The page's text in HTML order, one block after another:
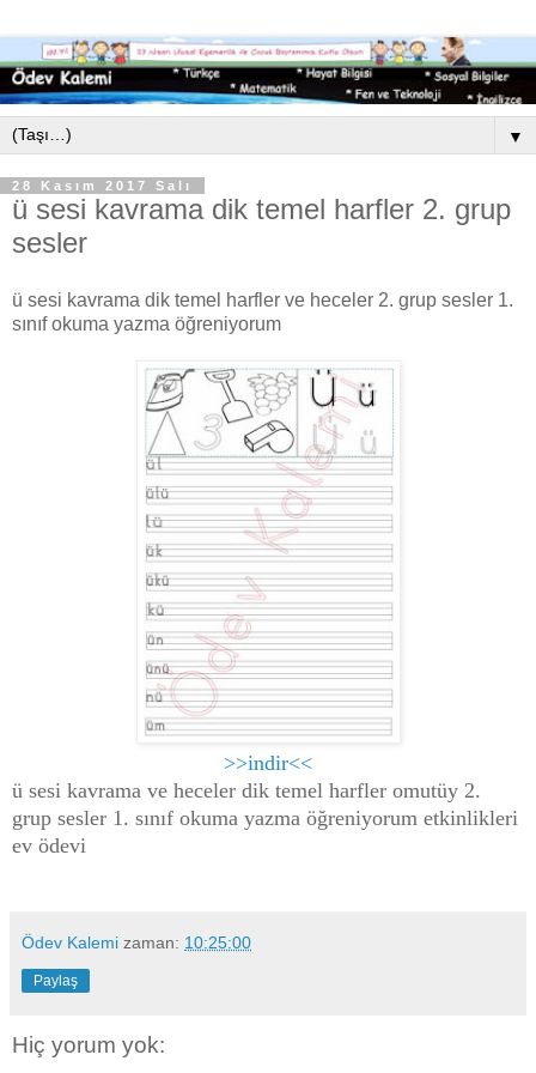
▼
28 Kasım 2017 Salı
ü sesi kavrama dik temel harfler 2. grup
sesler
ü sesi kavrama dik temel harfler ve heceler 2. grup sesler 1.
sınıf okuma yazma öğreniyorum
>>indir<<
ü sesi kavrama ve heceler dik temel harfler omutüy 2.
grup sesler 1. sınıf okuma yazma öğreniyorum etkinlikleri
ev ödevi
Ödev Kalemi zaman: 10:25:00
Paylaş
Hiç yorum yok: